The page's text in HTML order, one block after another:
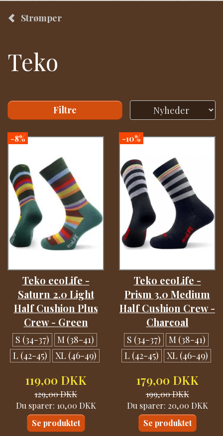
Strømper
Teko
Filtre
-8%
Teko ecoLife -
Saturn 2.0 Light
Half Cushion Plus
Crew - Green
S (34-37)
M (38-41)
L (42-45)
XL (46-49)
119,00 DKK
129,00 DKK
Du sparer: 10,00 DKK
Se produktet
-10%
Teko ecoLife -
Prism 3.0 Medium
Half Cushion Crew -
Charcoal
S (34-37)
M (38-41)
L (42-45)
XL (46-49)
179,00 DKK
199,00 DKK
Du sparer: 20,00 DKK
Se produktet